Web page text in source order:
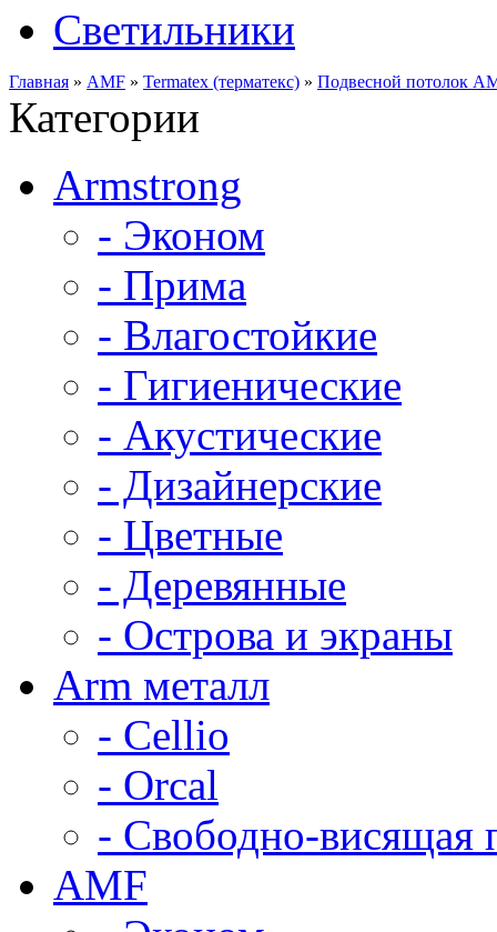
Светильники
Главная » AMF » Termatex (терматекс) » Подвесной потолок
Категории
Armstrong
- Эконом
- Прима
- Влагостойкие
- Гигиенические
- Акустические
- Дизайнерские
- Цветные
- Деревянные
- Острова и экраны
Arm металл
- Cellio
- Orcal
- Свободно-висящая
AMF